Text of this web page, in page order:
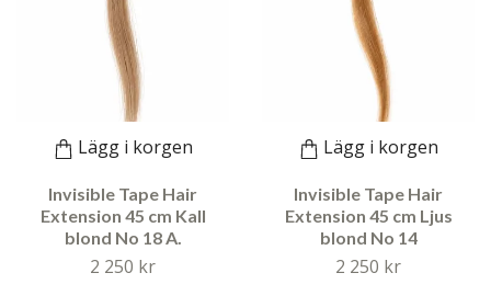
Lägg i korgen
Invisible Tape Hair
Extension 45 cm Kall
blond No 18 A.
2 250 kr
Lägg i korgen
Invisible Tape Hair
Extension 45 cm Ljus
blond No 14
2 250 kr